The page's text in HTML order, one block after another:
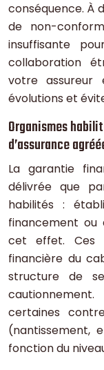
conséquence. À
de non-
insuffisante
collaboration
votre assureur
évolutions et
Organismes
d’assurance
La garantie
délivrée que
habilités :
financement ou
cet effet. Ces
financière du
structure de
certaines
(nantissement,
fonction du